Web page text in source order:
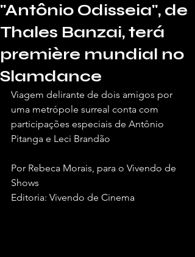
"Antônio Odisseia", de
Thales Banzai, terá
première mundial no
Slamdance
Viagem delirante de dois amigos por
uma metrópole surreal conta com
participações especiais de Antônio
Pitanga e Leci Brandão
Por Rebeca Morais, para o Vivendo de
Shows
Editoria: Vivendo de Cinema